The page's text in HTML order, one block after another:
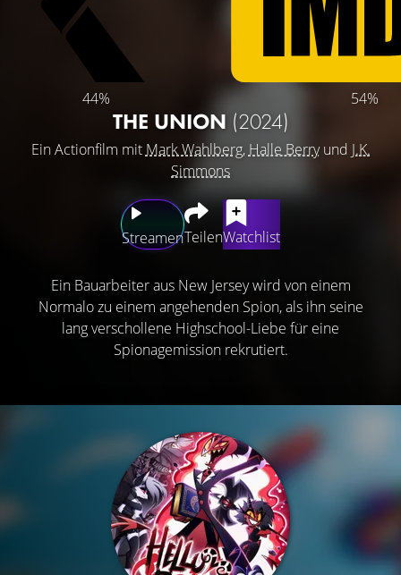
44% 54%
THE UNION (2024)
Ein Actionfilm mit Mark Wahlberg, Halle Berryund J.K.
Simmons
StreamenTeilenWatchlist
Ein Bauarbeiter aus New Jersey wird von einem
Normalo zu einem angehenden Spion, als ihn seine
lang verschollene Highschool-Liebe für eine
Spionagemission rekrutiert.